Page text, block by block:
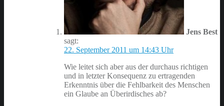
Jens Best
sagt:
22. September 2011 um 14:43 Uhr
Wie leitet sich aber aus der durchaus richtigen
und in letzter Konsequenz zu ertragenden
Erkenntnis über die Fehlbarkeit des Menschen
ein Glaube an Überirdisches ab?